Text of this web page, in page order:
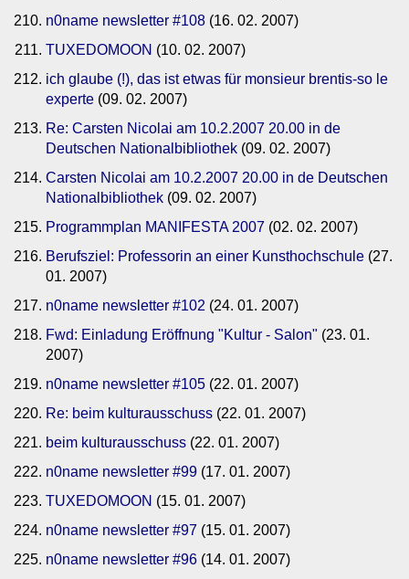
n0name newsletter #108 (16. 02. 2007)
TUXEDOMOON (10. 02. 2007)
ich glaube (!), das ist etwas für monsieur brentis-so le
experte (09. 02. 2007)
Re: Carsten Nicolai am 10.2.2007 20.00 in de
Deutschen Nationalbibliothek (09. 02. 2007)
Carsten Nicolai am 10.2.2007 20.00 in de Deutschen
Nationalbibliothek (09. 02. 2007)
Programmplan MANIFESTA 2007 (02. 02. 2007)
Berufsziel: Professorin an einer Kunsthochschule (27.
01. 2007)
n0name newsletter #102 (24. 01. 2007)
Fwd: Einladung Eröffnung "Kultur - Salon" (23. 01.
2007)
n0name newsletter #105 (22. 01. 2007)
Re: beim kulturausschuss (22. 01. 2007)
beim kulturausschuss (22. 01. 2007)
n0name newsletter #99 (17. 01. 2007)
TUXEDOMOON (15. 01. 2007)
n0name newsletter #97 (15. 01. 2007)
n0name newsletter #96 (14. 01. 2007)